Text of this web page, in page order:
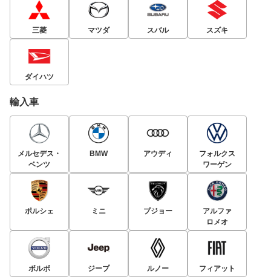
三菱 マツダ スバル スズキ
ダイハツ
輸入車
メルセデス・
ベンツ
BMW アウディ
フォルクス
ワーゲン
ポルシェ ミニ プジョー
アルファ
ロメオ
ボルボ ジープ ルノー フィアット